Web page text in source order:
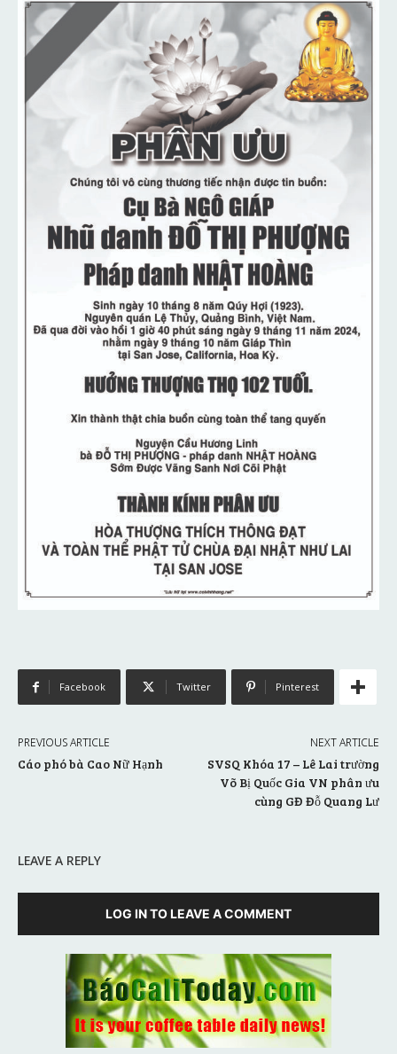
Facebook Twitter Pinterest
PREVIOUS ARTICLE
Cáo phó bà Cao Nữ Hạnh
NEXT ARTICLE
SVSQ Khóa 17 – Lê Lai trường
Võ Bị Quốc Gia VN phân ưu
cùng GĐ Đỗ Quang Lư
LEAVE A REPLY
LOG IN TO LEAVE A COMMENT